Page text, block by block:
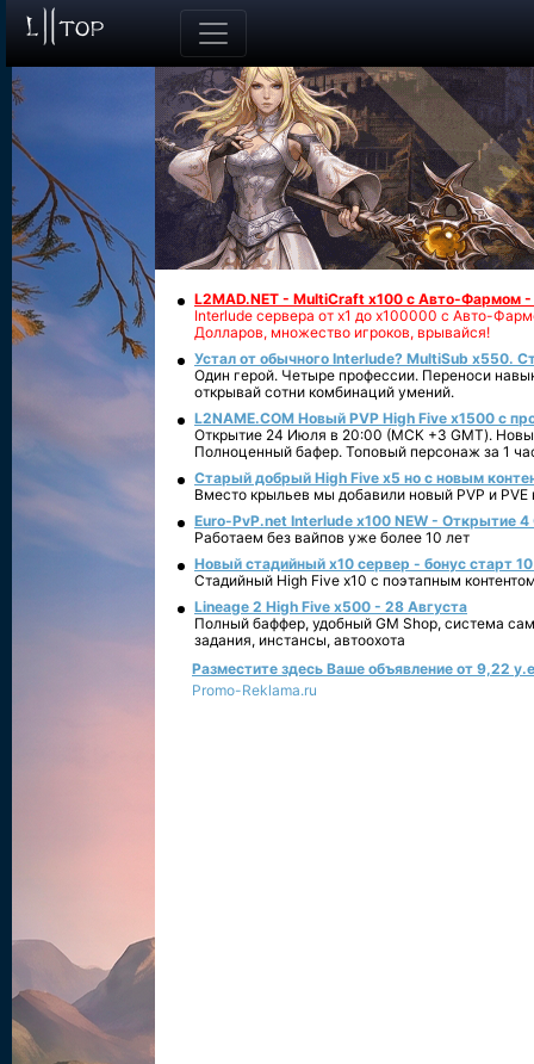
L2MAD.NET - MultiCraft x100 с Авто-Фармом
Interlude сервера от х1 до х100000 с Авто-
Долларов, множество игроков, врывайся!
Устал от обычного Interlude? MultiSub x550.
Один герой. Четыре профессии. Переноси
открывай сотни комбинаций умений.
L2NAME.COM Новый PVP High Five x1500 с
Открытие 24 Июля в 20:00 (МСК +3 GMT).
Полноценный бафер. Топовый персонаж за 1
Старый добрый High Five x5 но с новым
Вместо крыльев мы добавили новый PVP и PVE
Euro-PvP.net Interlude х100 NEW - Открытие 4
Работаем без вайпов уже более 10 лет
Новый стадийный х10 сервер - бонус старт
Стадийный High Five x10 с поэтапным
Lineage 2 High Five x500 - 28 Августа
Полный баффер, удобный GM Shop, система
задания, инстансы, автоохота
Разместите здесь Ваше объявление от 9,22
Promo-Reklama.ru